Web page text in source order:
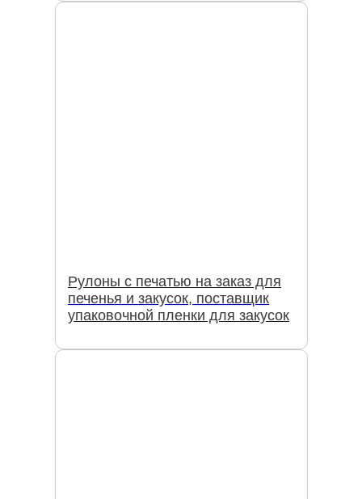
Рулоны с печатью на заказ для
печенья и закусок, поставщик
упаковочной пленки для закусок